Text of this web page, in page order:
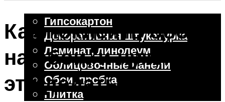
Гипсокартон
Декоративная штукатурка
Ламинат, линолеум
Облицовочные панели
Обои, пробка
Плитка
Как поклеить обои
на обои, и нужно ли
это делать